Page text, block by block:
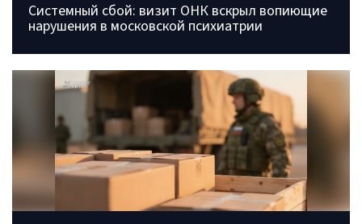
Системный сбой: визит ОНК вскрыл вопиющие
нарушения в московской психиатрии